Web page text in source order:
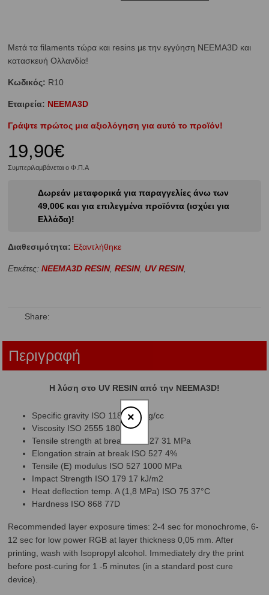
Μετά τα filaments τώρα και resins με την εγγύηση NEEMA3D και
κατασκευή Ολλανδία!
Κωδικός: R10
Εταιρεία: NEEMA3D
Γράψτε πρώτος μια αξιολόγηση για αυτό το προϊόν!
19,90€
Συμπεριλαμβάνεται ο Φ.Π.Α
Δωρεάν μεταφορικά για παραγγελίες άνω των
49,00€ και για επιλεγμένα προϊόντα (ισχύει για
Ελλάδα)!
Διαθεσιμότητα: Eξαντλήθηκε
Ετικέτες:NEEMA3D RESIN,RESIN,UV RESIN,
Share:
Περιγραφή
Η λύση στο UV RESIN από την NEEMA3D!
Specific gravity ISO 1183 1,21 g/cc
Viscosity ISO 2555 180 MPa*s
Tensile strength at break ISO 527 31 MPa
Elongation strain at break ISO 527 4%
Tensile (E) modulus ISO 527 1000 MPa
Impact Strength ISO 179 17 kJ/m2
Heat deflection temp. A (1,8 MPa) ISO 75 37°C
Hardness ISO 868 77D
Recommended layer exposure times: 2-4 sec for monochrome, 6-
12 sec for low power RGB at layer thickness 0,05 mm. After
printing, wash with Isopropyl alcohol. Immediately dry the print
before post-curing for 1 -5 minutes (in a standard post cure
device).
×